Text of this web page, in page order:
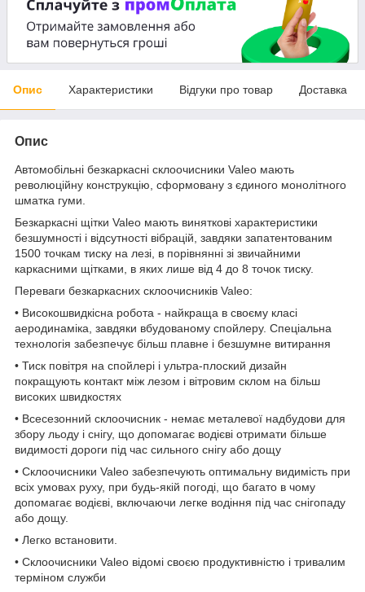
Опис Характеристики Відгуки про товар Доставка
Опис
Автомобільні безкаркасні склоочисники Valeo мають
революційну конструкцію, сформовану з єдиного монолітного
шматка гуми.
Безкаркасні щітки Valeo мають виняткові характеристики
безшумності і відсутності вібрацій, завдяки запатентованим
1500 точкам тиску на лезі, в порівнянні зі звичайними
каркасними щітками, в яких лише від 4 до 8 точок тиску.
Переваги безкаркасних склоочисників Valeo:
• Високошвидкісна робота - найкраща в своєму класі
аеродинаміка, завдяки вбудованому спойлеру. Спеціальна
технологія забезпечує більш плавне і безшумне витирання
• Тиск повітря на спойлері і ультра-плоский дизайн
покращують контакт між лезом і вітровим склом на більш
високих швидкостях
• Всесезонний склоочисник - немає металевої надбудови для
збору льоду і снігу, що допомагає водієві отримати більше
видимості дороги під час сильного снігу або дощу
• Склоочисники Valeo забезпечують оптимальну видимість при
всіх умовах руху, при будь-якій погоді, що багато в чому
допомагає водієві, включаючи легке водіння під час снігопаду
або дощу.
• Легко встановити.
• Склоочисники Valeo відомі своєю продуктивністю і тривалим
терміном служби